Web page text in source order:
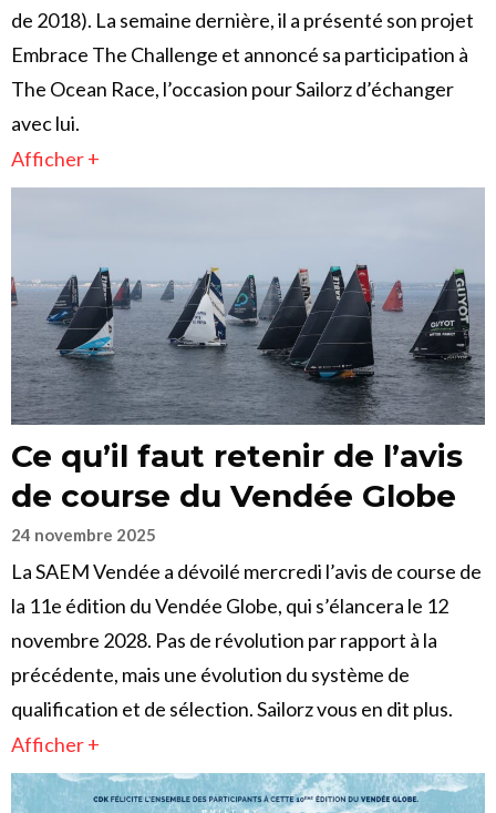
de 2018). La semaine dernière, il a présenté son projet
Embrace The Challenge et annoncé sa participation à
The Ocean Race, l’occasion pour Sailorz d’échanger
avec lui.
Afficher +
Ce qu’il faut retenir de l’avis
de course du Vendée Globe
24 novembre 2025
La SAEM Vendée a dévoilé mercredi l’avis de course de
la 11e édition du Vendée Globe, qui s’élancera le 12
novembre 2028. Pas de révolution par rapport à la
précédente, mais une évolution du système de
qualification et de sélection. Sailorz vous en dit plus.
Afficher +